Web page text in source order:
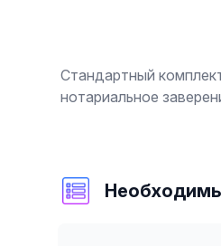
Стандартный
нотариальное